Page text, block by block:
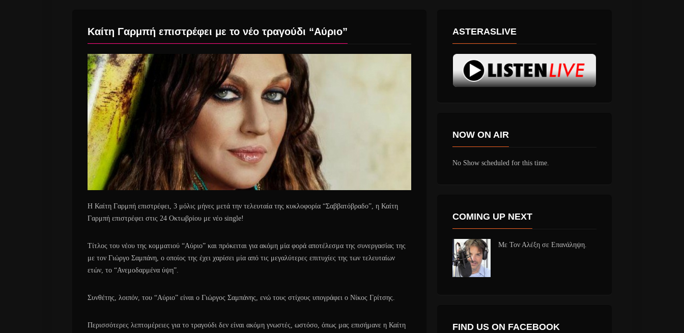
Καίτη Γαρμπή επιστρέφει με το νέο τραγούδι “Αύριο”
Η Καίτη Γαρμπή επιστρέφει, 3 μόλις μήνες μετά την τελευταία της κυκλοφορία “Σαββατόβραδο”, η Καίτη
Γαρμπή επιστρέφει στις 24 Οκτωβρίου με νέο single!
Τίτλος του νέου της κομματιού “Αύριο” και πρόκειται για ακόμη μία φορά αποτέλεσμα της συνεργασίας της
με τον Γιώργο Σαμπάνη, ο οποίος της έχει χαρίσει μία από τις μεγαλύτερες επιτυχίες της των τελευταίων
ετών, το “Ανεμοδαρμένα ύψη”.
Συνθέτης, λοιπόν, του “Αύριο” είναι ο Γιώργος Σαμπάνης, ενώ τους στίχους υπογράφει ο Νίκος Γρίτσης.
Περισσότερες λεπτομέρειες για το τραγούδι δεν είναι ακόμη γνωστές, ωστόσο, όπως μας επισήμανε η Καίτη
ASTERASLIVE
NOW ON AIR
No Show scheduled for this time.
COMING UP NEXT
Με Τον Αλέξη σε Επανάληψη.
FIND US ON FACEBOOK